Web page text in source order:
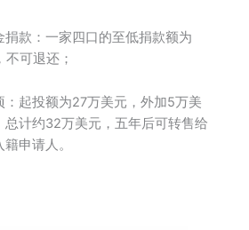
捐款：一家四口的至低捐款额为
可退还；
：起投额为27万美元，外加5万美
总计约32万美元，五年后可转售给
申请人。